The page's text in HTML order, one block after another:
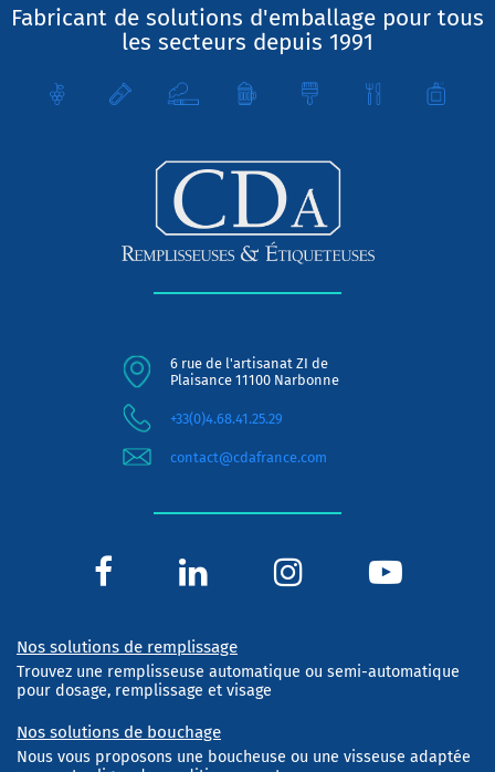
Fabricant de solutions d'emballage pour tous
les secteurs depuis 1991
6 rue de l'artisanat ZI de
Plaisance 11100 Narbonne
+33(0)4.68.41.25.29
contact@cdafrance.com
Nos solutions de remplissage
Trouvez une remplisseuse automatique ou semi-automatique
pour dosage, remplissage et visage
Nos solutions de bouchage
Nous vous proposons une boucheuse ou une visseuse adaptée